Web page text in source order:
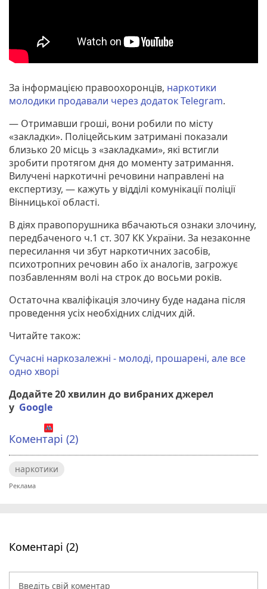
За інформацією правоохоронців, наркотики
молодики продавали через додаток Telegram.
— Отримавши гроші, вони робили по місту
«закладки». Поліцейським затримані показали
близько 20 місць з «закладками», які встигли
зробити протягом дня до моменту затримання.
Вилучені наркотичні речовини направлені на
експертизу, — кажуть у відділі комунікації поліції
Вінницької області.
В діях правопорушника вбачаються ознаки злочину,
передбаченого ч.1 ст. 307 КК України. За незаконне
пересилання чи збут наркотичних засобів,
психотропних речовин або їх аналогів, загрожує
позбавленням волі на строк до восьми років.
Остаточна кваліфікація злочину буде надана після
проведення усіх необхідних слідчих дій.
Читайте також:
Сучасні наркозалежні - молоді, прошарені, але все
одно хворі
Додайте 20 хвилин до вибраних джерел
у Google
Коментарі (2)
наркотики
Коментарі (2)